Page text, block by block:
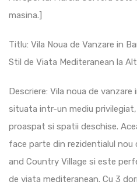
masina.]
Titlu: Vila Noua de Vanzare in
Stil de Viata Mediteranean la
Descriere: Vila noua de
situata intr-un mediu
proaspat si spatii deschise.
face parte din rezidentialul
and Country Village si este
de viata mediteranean. Cu 3